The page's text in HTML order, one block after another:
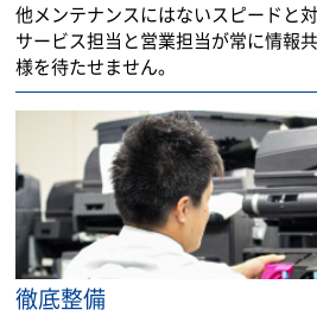
他メンテナンスにはないスピードと
サービス担当と営業担当が常に情報
様を待たせません。
徹底整備